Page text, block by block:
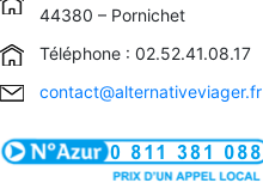
44380 – Pornichet
Téléphone : 02.52.41.08.17
contact@alternativeviager.fr